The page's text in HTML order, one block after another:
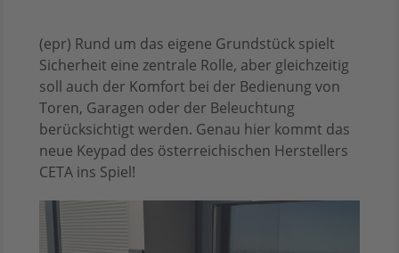
(epr) Rund um das eigene Grundstück spielt
Sicherheit eine zentrale Rolle, aber gleichzeitig
soll auch der Komfort bei der Bedienung von
Toren, Garagen oder der Beleuchtung
berücksichtigt werden. Genau hier kommt das
neue Keypad des österreichischen Herstellers
CETA ins Spiel!